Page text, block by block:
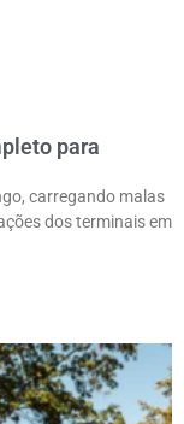
para
carregando malas
dos terminais em